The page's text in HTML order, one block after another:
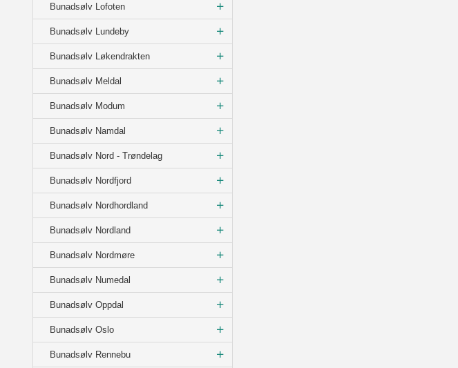
Bunadsølv Lofoten
Bunadsølv Lundeby
Bunadsølv Løkendrakten
Bunadsølv Meldal
Bunadsølv Modum
Bunadsølv Namdal
Bunadsølv Nord - Trøndelag
Bunadsølv Nordfjord
Bunadsølv Nordhordland
Bunadsølv Nordland
Bunadsølv Nordmøre
Bunadsølv Numedal
Bunadsølv Oppdal
Bunadsølv Oslo
Bunadsølv Rennebu